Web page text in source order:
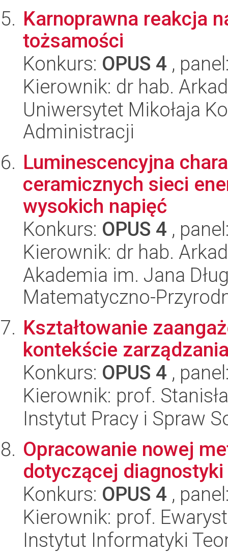
Karnoprawna reakcja
tożsamości
Konkurs: OPUS 4 ,
Kierownik: dr hab.
Uniwersytet Mikołaja
Administracji
Luminescencyjna
ceramicznych sieci
wysokich napięć
Konkurs: OPUS 4 ,
Kierownik: dr hab.
Akademia im. Jana
Matematyczno-
Kształtowanie
kontekście
Konkurs: OPUS 4 ,
Kierownik: prof.
Instytut Pracy i Spraw
Opracowanie nowej
dotyczącej
Konkurs: OPUS 4 ,
Kierownik: prof.
Instytut Informatyki